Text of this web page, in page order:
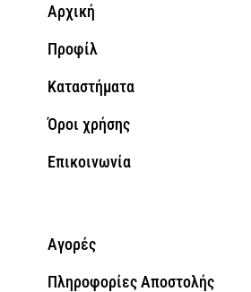
Αρχική
Προφίλ
Καταστήματα
Όροι χρήσης
Επικοινωνία
Αγορές
Πληροφορίες Αποστολής